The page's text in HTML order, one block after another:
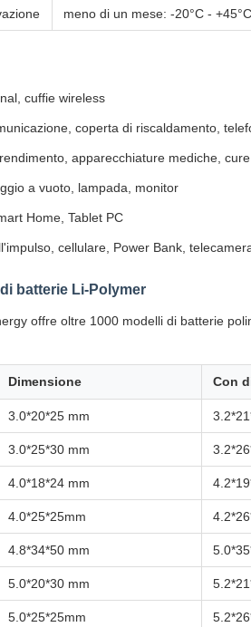
meno di un mese: -20°C - +45°C
cuffie wireless
coperta di riscaldamento,
apparecchiature mediche,
a vuoto, lampada, monitor
Home, Tablet PC
cellulare, Power Bank,
batterie Li-Polymer
offre oltre 1000 modelli di batterie
Dimensione Con
3.0*20*25 mm
3.0*25*30 mm
4.0*18*24 mm
4.0*25*25mm
4.8*34*50 mm
5.0*20*30 mm
5.0*25*25mm